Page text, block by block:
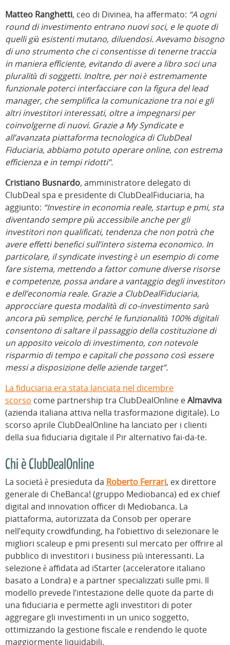
Matteo Ranghetti, ceo di Divinea, ha affermato: “A ogni
round di investimento entrano nuovi soci, e le quote di
quelli già esistenti mutano, diluendosi. Avevamo bisogno
di uno strumento che ci consentisse di tenerne traccia
in maniera efficiente, evitando di avere a libro soci una
pluralità di soggetti. Inoltre, per noi è estremamente
funzionale poterci interfacciare con la figura del lead
manager, che semplifica la comunicazione tra noi e gli
altri investitori interessati, oltre a impegnarsi per
coinvolgerne di nuovi. Grazie a My Syndicate e
all’avanzata piattaforma tecnologica di ClubDeal
Fiduciaria, abbiamo potuto operare online, con estrema
efficienza e in tempi ridotti”.
Cristiano Busnardo, amministratore delegato di
ClubDeal spa e presidente di ClubDealFiduciaria, ha
aggiunto: “Investire in economia reale, startup e pmi, sta
diventando sempre più accessibile anche per gli
investitori non qualificati, tendenza che non potrà che
avere effetti benefici sull’intero sistema economico. In
particolare, il syndicate investing è un esempio di come
fare sistema, mettendo a fattor comune diverse risorse
e competenze, possa andare a vantaggio degli investitori
e dell’economia reale. Grazie a ClubDealFiduciaria,
approcciare questa modalità di co-investimento sarà
ancora più semplice, perché le funzionalità 100% digitali
consentono di saltare il passaggio della costituzione di
un apposito veicolo di investimento, con notevole
risparmio di tempo e capitali che possono così essere
messi a disposizione delle aziende target”.
La fiduciaria era stata lanciata nel dicembre
scorso come partnership tra ClubDealOnline eAlmaviva
(azienda italiana attiva nella trasformazione digitale). Lo
scorso aprile ClubDealOnline ha lanciato per i clienti
della sua fiduciaria digitale il Pir alternativo fai-da-te.
Chi è ClubDealOnline
La società è presieduta da Roberto Ferrari, ex direttore
generale di CheBanca! (gruppo Mediobanca) ed ex chief
digital and innovation officer di Mediobanca. La
piattaforma, autorizzata da Consob per operare
nell’equity crowdfunding, ha l’obiettivo di selezionare le
migliori scaleup e pmi presenti sul mercato per offrire al
pubblico di investitori i business più interessanti. La
selezione è affidata ad iStarter (acceleratore italiano
basato a Londra) e a partner specializzati sulle pmi. Il
modello prevede l’intestazione delle quote da parte di
una fiduciaria e permette agli investitori di poter
aggregare gli investimenti in un unico soggetto,
ottimizzando la gestione fiscale e rendendo le quote
maggiormente liquidabili.